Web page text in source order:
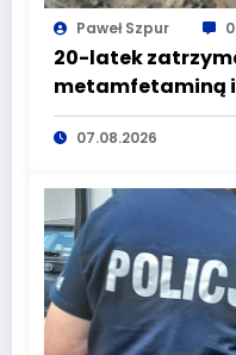
Paweł Szpur 0
20-latek
metamfetaminą
głuszyckich
07.08.2026